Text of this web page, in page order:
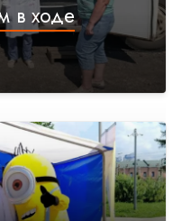
в ходе